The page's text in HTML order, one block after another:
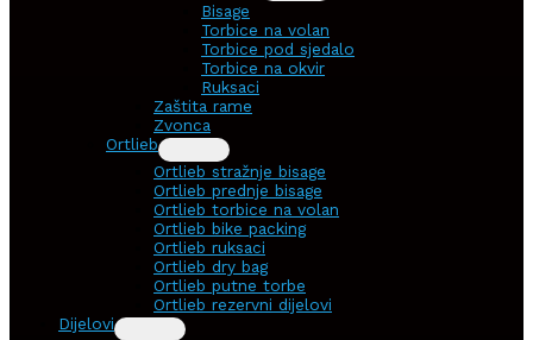
Bisage
Torbice na volan
Torbice pod sjedalo
Torbice na okvir
Ruksaci
Zaštita rame
Zvonca
Ortlieb
Ortlieb stražnje bisage
Ortlieb prednje bisage
Ortlieb torbice na volan
Ortlieb bike packing
Ortlieb ruksaci
Ortlieb dry bag
Ortlieb putne torbe
Ortlieb rezervni dijelovi
Dijelovi